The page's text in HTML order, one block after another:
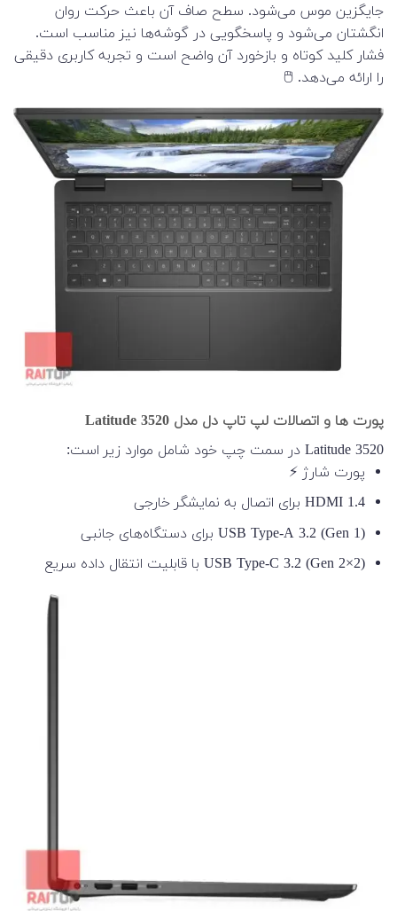
جایگزین موس می‌شود. سطح صاف آن باعث حرکت روان
انگشتان می‌شود و پاسخگویی در گوشه‌ها نیز مناسب است.
فشار کلید کوتاه و بازخورد آن واضح است و تجربه کاربری دقیقی
را ارائه می‌دهد. 🖱️
پورت ها و اتصالات لپ تاپ دل مدل Latitude 3520
Latitude 3520 در سمت چپ خود شامل موارد زیر است:
پورت شارژ ⚡
HDMI 1.4 برای اتصال به نمایشگر خارجی
USB Type-A 3.2 (Gen 1) برای دستگاه‌های جانبی
USB Type-C 3.2 (Gen 2×2) با قابلیت انتقال داده سریع